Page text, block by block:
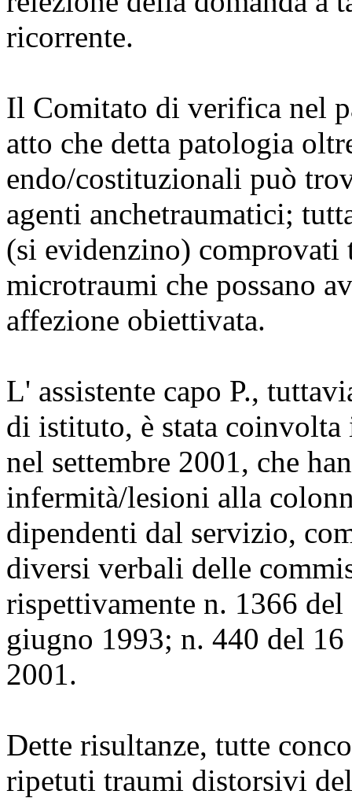
ricorrente.
Il Comitato di verifica nel
atto che detta patologia
endo/costituzionali può
agenti anchetraumatici;
(si evidenzino)
microtraumi che possano
affezione obiettivata.
L' assistente capo P.,
di istituto, è stata
nel settembre 2001, che
infermità/lesioni alla
dipendenti dal servizio,
diversi verbali delle
rispettivamente n. 1366
giugno 1993; n. 440 del
2001.
Dette risultanze, tutte
ripetuti traumi distorsivi